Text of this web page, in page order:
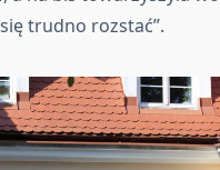
trudno rozstać”.